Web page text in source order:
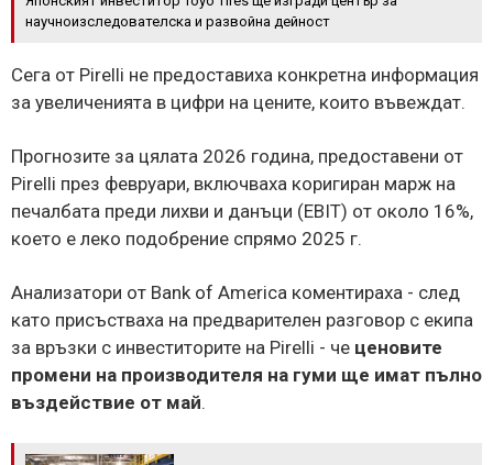
научноизследователска и развойна дейност
Сега от Pirelli не предоставиха конкретна информация
за увеличенията в цифри на цените, които въвеждат.
Прогнозите за цялата 2026 година, предоставени от
Pirelli през февруари, включваха коригиран марж на
печалбата преди лихви и данъци (EBIT) от около 16%,
което е леко подобрение спрямо 2025 г.
Анализатори от Bank of America коментираха - след
като присъстваха на предварителен разговор с екипа
за връзки с инвеститорите на Pirelli - че ценовите
промени на производителя на гуми ще имат пълно
въздействие от май.